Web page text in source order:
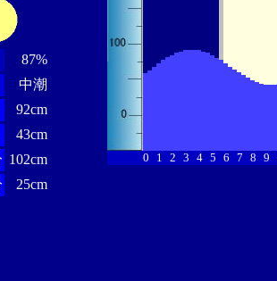
87%
中潮
92cm
43cm
102cm
25cm
0 1 2 3 4 5 6 7 8 9